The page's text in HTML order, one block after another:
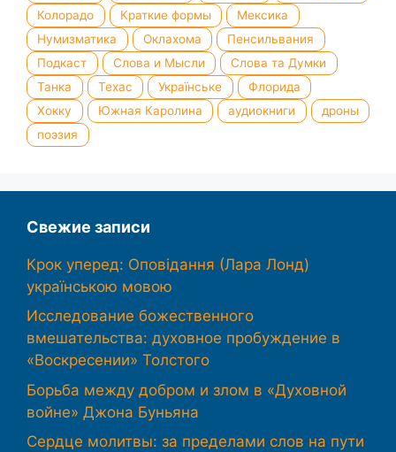
Колорадо
Краткие формы
Мексика
Нумизматика
Оклахома
Пенсильвания
Подкаст
Слова и Мысли
Слова та Думки
Танка
Техас Українське
Флорида
Хокку
Южная Каролина аудиокниги
дроны
поэзия
Свежие записи
Крок уперед: Оповідання (Лара Лонд)
українською мовою
Исследование божественного
вмешательства: духовное пробуждение в
«Воскресении» Толстого
Борьба между добром и злом в «Духовной
войне» Джона Буньяна
Сердце молитвы: за пределами слов на пути